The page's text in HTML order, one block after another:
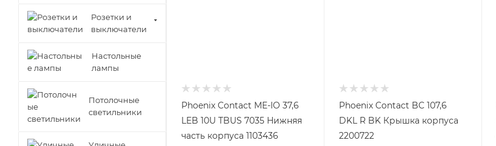
Phoenix Contact ME-IO 37,6
LEB 10U TBUS 7035 Нижняя
часть корпуса 1103436
Phoenix Contact BC 107,6
DKL R BK Крышка корпуса
2200722
Розетки и
выключатели
Настольные
лампы
Потолочные
светильники